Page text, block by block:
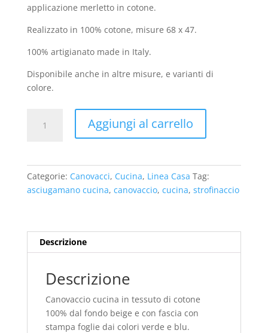
applicazione merletto in cotone.
Realizzato in 100% cotone, misure 68 x 47.
100% artigianato made in Italy.
Disponibile anche in altre misure, e varianti di
colore.
cucina
"Naturaleaves"
Aggiungi al carrello
Categorie: Canovacci, Cucina, Linea Casa Tag:
asciugamano cucina, canovaccio, cucina, strofinaccio
Descrizione
Descrizione
Canovaccio cucina in tessuto di cotone
100% dal fondo beige e con fascia con
stampa foglie dai colori verde e blu.